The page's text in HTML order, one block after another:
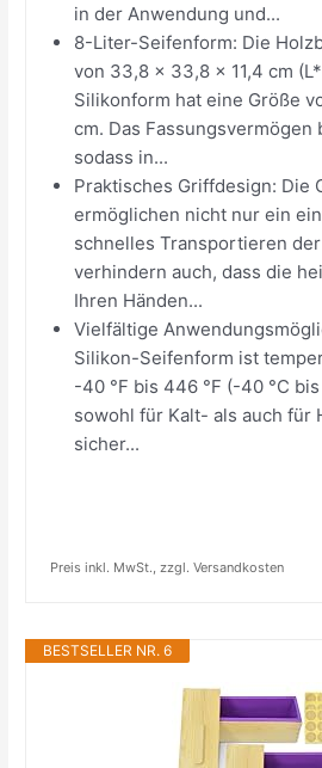
in der Anwendung und...
8-Liter-Seifenform: Die
von 33,8 x 33,8 x 11,4 cm
Silikonform hat eine Größe
cm. Das Fassungsvermögen
sodass in...
Praktisches Griffdesign: Die
ermöglichen nicht nur ein
schnelles Transportieren
verhindern auch, dass die
Ihren Händen...
Vielfältige
Silikon-Seifenform ist
-40 °F bis 446 °F (-40 °C
sowohl für Kalt- als auch für
sicher...
Preis inkl. MwSt., zzgl. Versandkosten
BESTSELLER NR. 6